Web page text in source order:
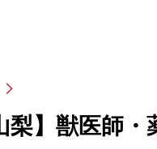
梨】獣医師